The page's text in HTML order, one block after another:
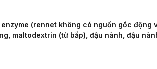
(rennet không có nguồn gốc động
maltodextrin (từ bắp), đậu nành, đậu